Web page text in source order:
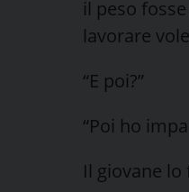
il peso
lavorare
“E poi?”
“Poi ho
Il giovane lo